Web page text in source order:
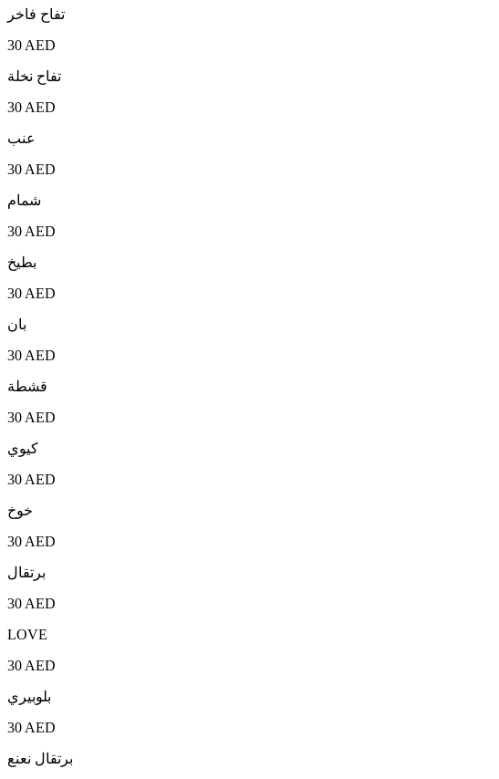
تفاح فاخر
30 AED
تفاح نخلة
30 AED
عنب
30 AED
شمام
30 AED
بطيخ
30 AED
بان
30 AED
قشطة
30 AED
كيوي
30 AED
خوخ
30 AED
برتقال
30 AED
LOVE
30 AED
بلوبيري
30 AED
برتقال نعنع